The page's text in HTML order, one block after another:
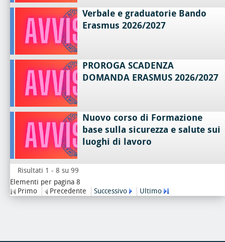
Verbale e graduatorie Bando
Erasmus 2026/2027
PROROGA SCADENZA
DOMANDA ERASMUS 2026/2027
Nuovo corso di Formazione
base sulla sicurezza e salute sui
luoghi di lavoro
Risultati 1 - 8 su 99
Elementi per pagina 8
Primo
Precedente Successivo Ultimo